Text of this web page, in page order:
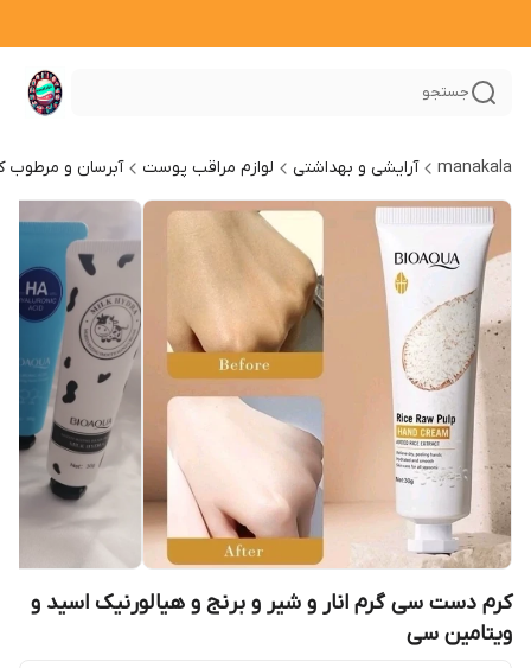
جستجو
manakala آرایشی و بهداشتی لوازم مراقب پوست آبرسان و مرطوب
کرم دست سی گرم انار و شیر و برنج و هیالورنیک اسید و
ویتامین سی